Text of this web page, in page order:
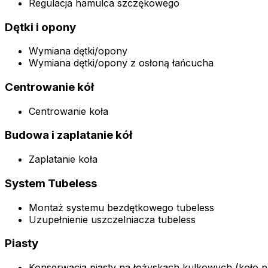
Regulacja hamulca szczękowego
Dętki i opony
Wymiana dętki/opony
Wymiana dętki/opony z osłoną łańcucha
Centrowanie kół
Centrowanie koła
Budowa i zaplatanie kół
Zaplatanie koła
System Tubeless
Montaż systemu bezdętkowego tubeless
Uzupełnienie uszczelniacza tubeless
Piasty